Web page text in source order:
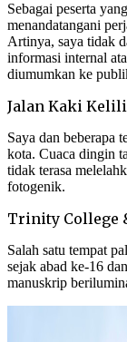
Sebagai peserta
menandatangani
Artinya, saya tidak
informasi internal
diumumkan ke
Jalan Kaki
Saya dan beberapa
kota. Cuaca dingin
tidak terasa
fotogenik.
Trinity College
Salah satu tempat
sejak abad ke-16
manuskrip